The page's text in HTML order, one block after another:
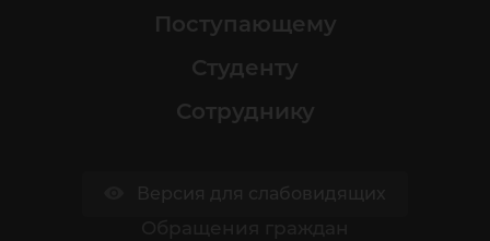
Поступающему
Студенту
Сотруднику